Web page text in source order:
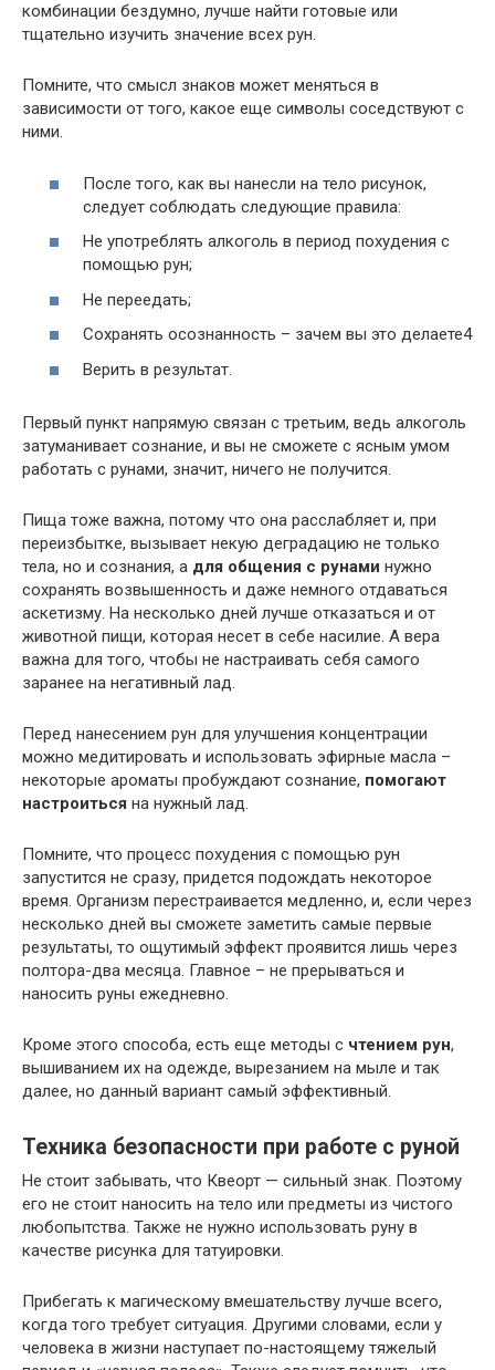
комбинации бездумно, лучше найти готовые или
тщательно изучить значение всех рун.
Помните, что смысл знаков может меняться в
зависимости от того, какое еще символы соседствуют с
ними.
После того, как вы нанесли на тело рисунок,
следует соблюдать следующие правила:
Не употреблять алкоголь в период похудения с
помощью рун;
Не переедать;
Сохранять осознанность – зачем вы это делаете4
Верить в результат.
Первый пункт напрямую связан с третьим, ведь алкоголь
затуманивает сознание, и вы не сможете с ясным умом
работать с рунами, значит, ничего не получится.
Пища тоже важна, потому что она расслабляет и, при
переизбытке, вызывает некую деградацию не только
тела, но и сознания, а для общения с рунами нужно
сохранять возвышенность и даже немного отдаваться
аскетизму. На несколько дней лучше отказаться и от
животной пищи, которая несет в себе насилие. А вера
важна для того, чтобы не настраивать себя самого
заранее на негативный лад.
Перед нанесением рун для улучшения концентрации
можно медитировать и использовать эфирные масла –
некоторые ароматы пробуждают сознание, помогают
настроиться на нужный лад.
Помните, что процесс похудения с помощью рун
запустится не сразу, придется подождать некоторое
время. Организм перестраивается медленно, и, если через
несколько дней вы сможете заметить самые первые
результаты, то ощутимый эффект проявится лишь через
полтора-два месяца. Главное – не прерываться и
наносить руны ежедневно.
Кроме этого способа, есть еще методы с чтением рун,
вышиванием их на одежде, вырезанием на мыле и так
далее, но данный вариант самый эффективный.
Техника безопасности при работе с руной
Не стоит забывать, что Квеорт — сильный знак. Поэтому
его не стоит наносить на тело или предметы из чистого
любопытства. Также не нужно использовать руну в
качестве рисунка для татуировки.
Прибегать к магическому вмешательству лучше всего,
когда того требует ситуация. Другими словами, если у
человека в жизни наступает по-настоящему тяжелый